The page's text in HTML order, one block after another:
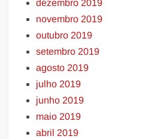
dezembro 2019
novembro 2019
outubro 2019
setembro 2019
agosto 2019
julho 2019
junho 2019
maio 2019
abril 2019